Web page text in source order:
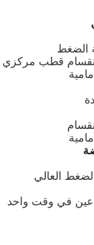
الضغط
قطب
العالي
في وقت واحد